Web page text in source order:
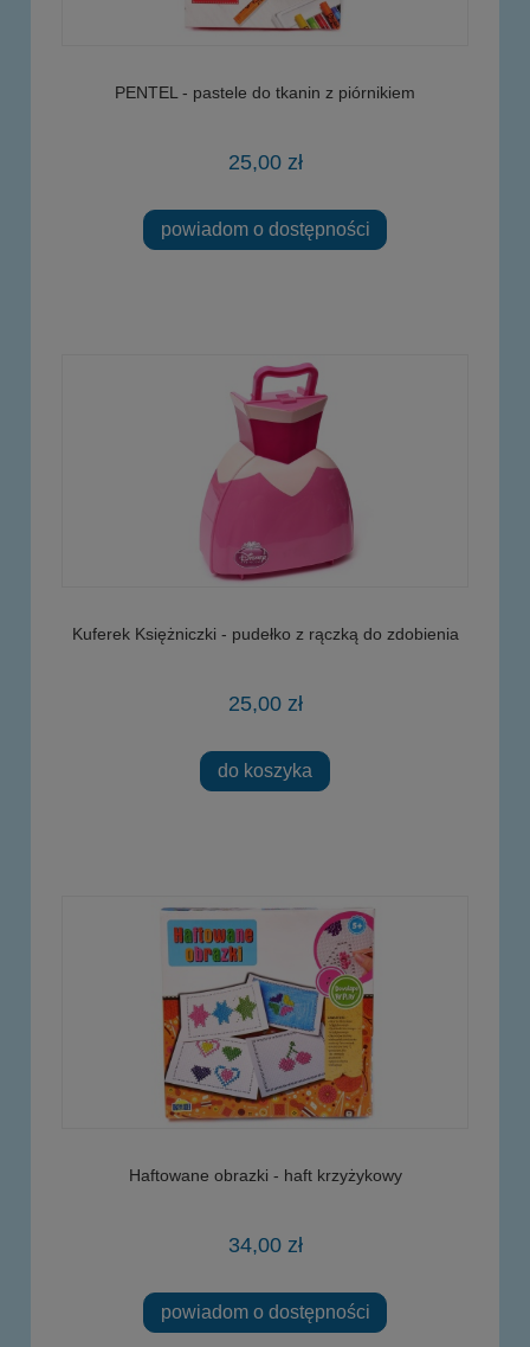
PENTEL - pastele do tkanin z piórnikiem
25,00 zł
powiadom o dostępności
Kuferek Księżniczki - pudełko z rączką do zdobienia
25,00 zł
do koszyka
Haftowane obrazki - haft krzyżykowy
34,00 zł
powiadom o dostępności